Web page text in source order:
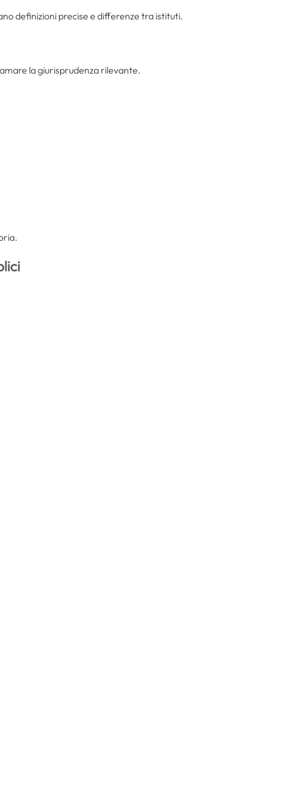
definizioni precise e differenze tra istituti.
la giurisprudenza rilevante.